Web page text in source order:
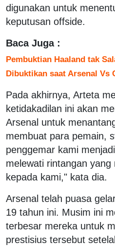
digunakan untuk
keputusan offside.
Baca Juga :
Pembuktian Haaland tak
Dibuktikan saat Arsenal Vs
Pada akhirnya, Arteta
ketidakadilan ini akan
Arsenal untuk
membuat para pemain,
penggemar kami
melewati rintangan yang
kepada kami," kata dia.
Arsenal telah puasa
19 tahun ini. Musim ini
terbesar mereka untuk
prestisius tersebut